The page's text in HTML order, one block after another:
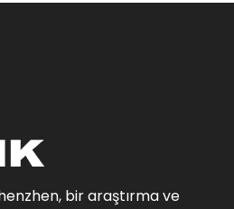
bir araştırma ve